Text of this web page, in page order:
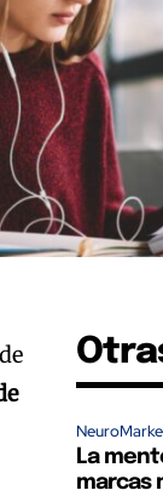
La
marcas